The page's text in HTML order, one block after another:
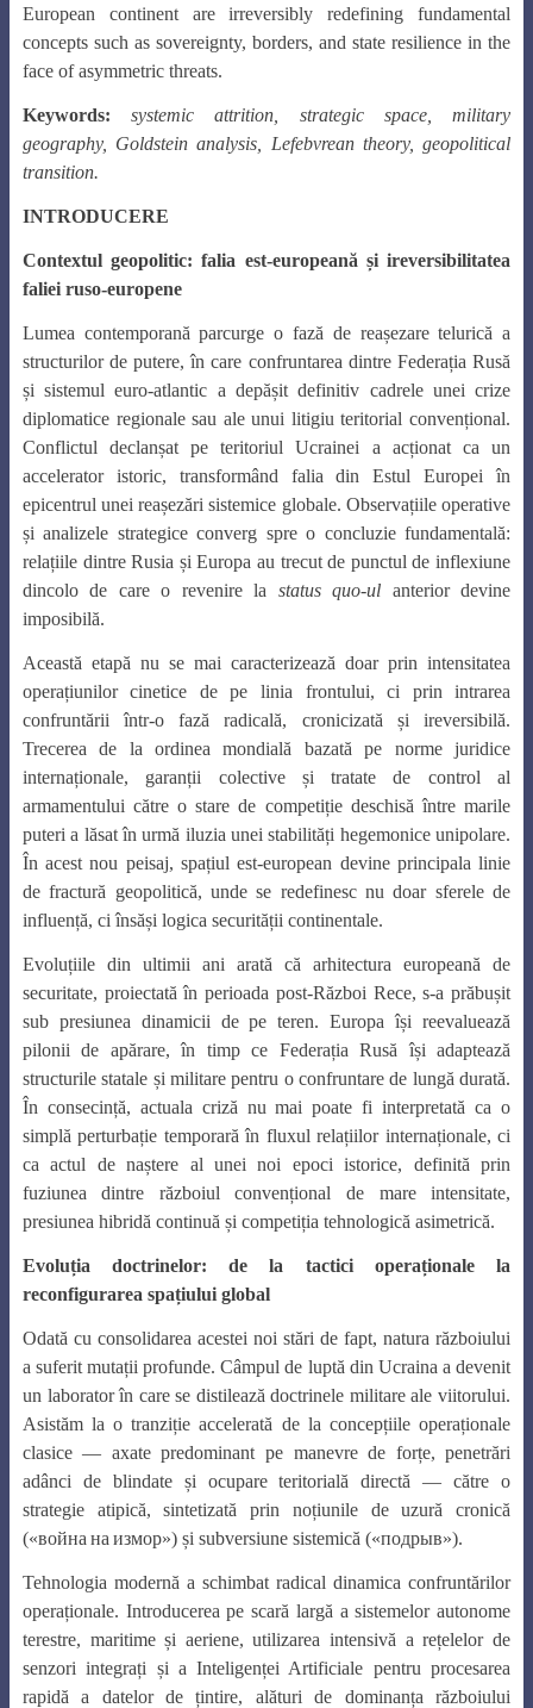
European continent are irreversibly redefining fundamental
concepts such as sovereignty, borders, and state resilience in the
face of asymmetric threats.
Keywords:
systemic attrition, strategic space, military
geography, Goldstein analysis, Lefebvrean theory, geopolitical
transition.
INTRODUCERE
Contextul geopolitic: falia est-europeană și ireversibilitatea
faliei ruso-europene
Lumea contemporană parcurge o fază de reașezare telurică a
structurilor de putere, în care confruntarea dintre Federația Rusă
și sistemul euro-atlantic a depășit definitiv cadrele unei crize
diplomatice regionale sau ale unui litigiu teritorial convențional.
Conflictul declanșat pe teritoriul Ucrainei a acționat ca un
accelerator istoric, transformând falia din Estul Europei în
epicentrul unei reașezări sistemice globale. Observațiile operative
și analizele strategice converg spre o concluzie fundamentală:
relațiile dintre Rusia și Europa au trecut de punctul de inflexiune
dincolo de care o revenire la status quo-ul anterior devine
imposibilă.
Această etapă nu se mai caracterizează doar prin intensitatea
operațiunilor cinetice de pe linia frontului, ci prin intrarea
confruntării într-o fază radicală, cronicizată și ireversibilă.
Trecerea de la ordinea mondială bazată pe norme juridice
internaționale, garanții colective și tratate de control al
armamentului către o stare de competiție deschisă între marile
puteri a lăsat în urmă iluzia unei stabilități hegemonice unipolare.
În acest nou peisaj, spațiul est-european devine principala linie
de fractură geopolitică, unde se redefinesc nu doar sferele de
influență, ci însăși logica securității continentale.
Evoluțiile din ultimii ani arată că arhitectura europeană de
securitate, proiectată în perioada post-Război Rece, s-a prăbușit
sub presiunea dinamicii de pe teren. Europa își reevaluează
pilonii de apărare, în timp ce Federația Rusă își adaptează
structurile statale și militare pentru o confruntare de lungă durată.
În consecință, actuala criză nu mai poate fi interpretată ca o
simplă perturbație temporară în fluxul relațiilor internaționale, ci
ca actul de naștere al unei noi epoci istorice, definită prin
fuziunea dintre războiul convențional de mare intensitate,
presiunea hibridă continuă și competiția tehnologică asimetrică.
Evoluția doctrinelor: de la tactici operaționale la
reconfigurarea spațiului global
Odată cu consolidarea acestei noi stări de fapt, natura războiului
a suferit mutații profunde. Câmpul de luptă din Ucraina a devenit
un laborator în care se distilează doctrinele militare ale viitorului.
Asistăm la o tranziție accelerată de la concepțiile operaționale
clasice — axate predominant pe manevre de forțe, penetrări
adânci de blindate și ocupare teritorială directă — către o
strategie atipică, sintetizată prin noțiunile de uzură cronică
(«война на измор») și subversiune sistemică («подрыв»).
Tehnologia modernă a schimbat radical dinamica confruntărilor
operaționale. Introducerea pe scară largă a sistemelor autonome
terestre, maritime și aeriene, utilizarea intensivă a rețelelor de
senzori integrați și a Inteligenței Artificiale pentru procesarea
rapidă a datelor de țintire, alături de dominanța războiului